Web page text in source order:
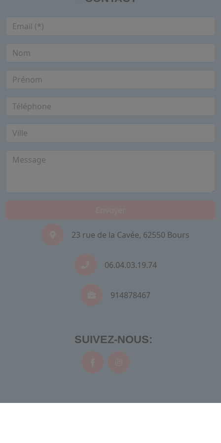
23 rue de la Cavée, 62550 Bours
06.04.03.19.74
914878467
SUIVEZ-NOUS: